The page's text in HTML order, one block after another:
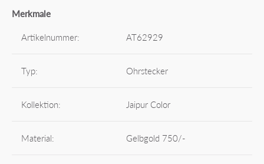
Merkmale
Artikelnummer: AT62929
Typ: Ohrstecker
Kollektion: Jaipur Color
Material: Gelbgold 750/-